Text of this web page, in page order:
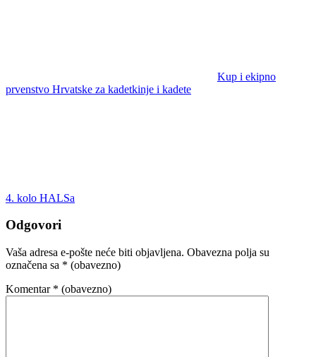
Kup i ekipno
prvenstvo Hrvatske za kadetkinje i kadete
4. kolo HALSa
Odgovori
Vaša adresa e-pošte neće biti objavljena. Obavezna polja su
označena sa * (obavezno)
Komentar * (obavezno)